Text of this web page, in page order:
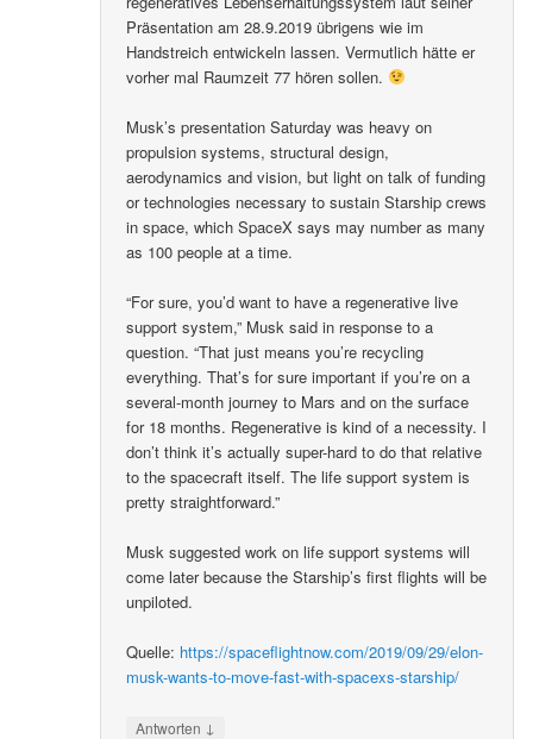
Präsentation am 28.9.2019 übrigens wie im
Handstreich entwickeln lassen. Vermutlich hätte er
vorher mal Raumzeit 77 hören sollen.
Musk’s presentation Saturday was heavy on
propulsion systems, structural design,
aerodynamics and vision, but light on talk of funding
or technologies necessary to sustain Starship crews
in space, which SpaceX says may number as many
as 100 people at a time.
“For sure, you’d want to have a regenerative live
support system,” Musk said in response to a
question. “That just means you’re recycling
everything. That’s for sure important if you’re on a
several-month journey to Mars and on the surface
for 18 months. Regenerative is kind of a necessity. I
don’t think it’s actually super-hard to do that relative
to the spacecraft itself. The life support system is
pretty straightforward.”
Musk suggested work on life support systems will
come later because the Starship’s first flights will be
unpiloted.
Quelle: https://spaceflightnow.com/2019/09/29/elon-
musk-wants-to-move-fast-with-spacexs-starship/
Antworten ↓